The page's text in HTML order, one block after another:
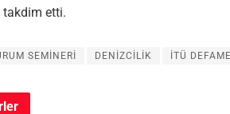
takdim etti.
SEMİNERİ DENİZCİLİK İTÜ